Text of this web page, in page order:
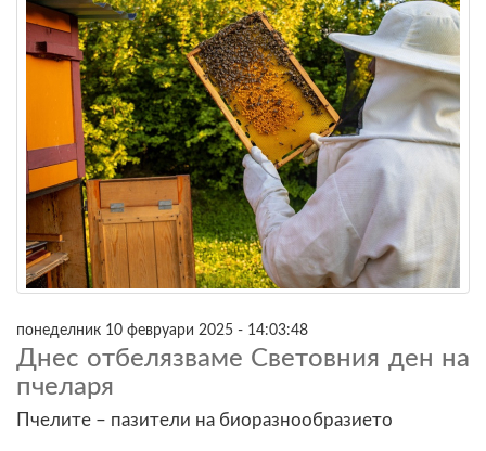
понеделник 10 февруари 2025 - 14:03:48
Днес отбелязваме Световния ден на
пчеларя
Пчелите – пазители на биоразнообразието